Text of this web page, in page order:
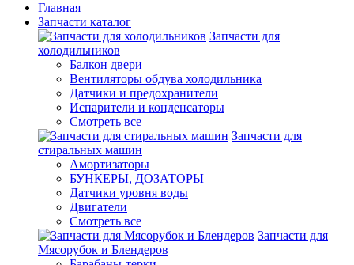
Главная
Запчасти каталог
Запчасти для
холодильников
Балкон двери
Вентиляторы обдува холодильника
Датчики и предохранители
Испарители и конденсаторы
Смотреть все
Запчасти для
стиральных машин
Амортизаторы
БУНКЕРЫ, ДОЗАТОРЫ
Датчики уровня воды
Двигатели
Смотреть все
Запчасти для
Мясорубок и Блендеров